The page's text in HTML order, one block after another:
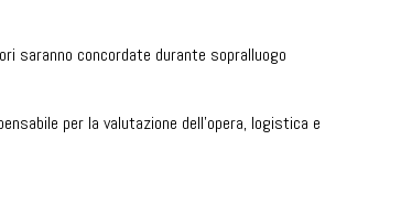
saranno concordate durante sopralluogo
per la valutazione dell’opera, logistica e